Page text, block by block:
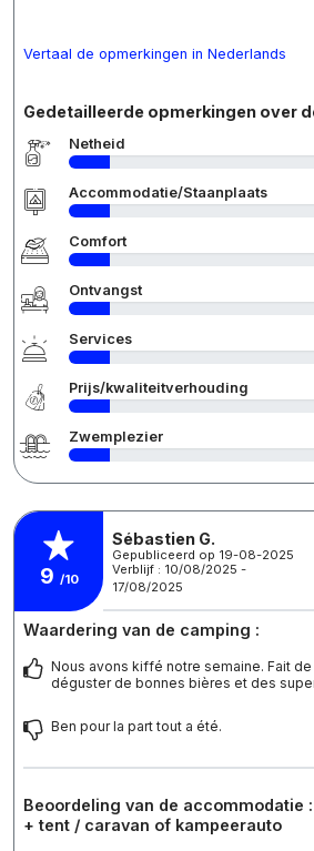
Vertaal de opmerkingen in Nederlands
Gedetailleerde opmerkingen over
Netheid
Accommodatie/Staanplaats
Comfort
Ontvangst
Services
Prijs/kwaliteitverhouding
Zwemplezier
9 /10
Sébastien G.
Gepubliceerd op 19-08-2025
Verblijf : 10/08/2025 -
17/08/2025
Waardering van de camping :
Nous avons kiffé notre semaine. Fait
déguster de bonnes bières et des
Ben pour la part tout a été.
Beoordeling van de accommodatie
+ tent / caravan of kampeerauto